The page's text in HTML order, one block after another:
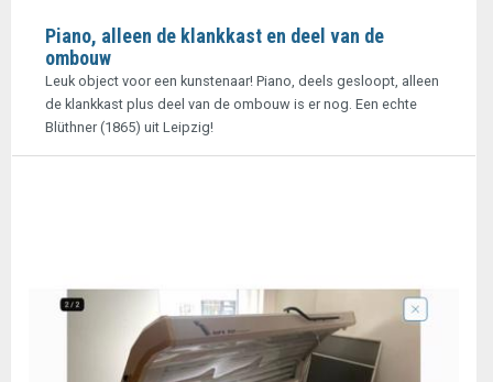
Piano, alleen de klankkast en deel van de
ombouw
Leuk object voor een kunstenaar! Piano, deels gesloopt, alleen
de klankkast plus deel van de ombouw is er nog. Een echte
Blüthner (1865) uit Leipzig!